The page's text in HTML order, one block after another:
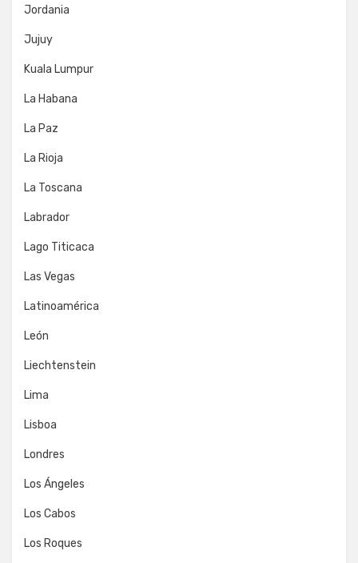
Jordania
Jujuy
Kuala Lumpur
La Habana
La Paz
La Rioja
La Toscana
Labrador
Lago Titicaca
Las Vegas
Latinoamérica
León
Liechtenstein
Lima
Lisboa
Londres
Los Ángeles
Los Cabos
Los Roques